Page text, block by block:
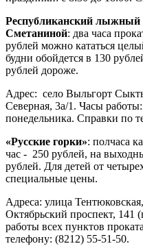
Республиканский лыжный
Сметаниной: два часа
рублей можно кататься
будни обойдется в 130
рублей дороже.
Адрес: село Выльгорт
Северная, 3а/1. Часы
понедельника. Справки по
«Русские горки»: полчаса
час - 250 рублей, на
рублей. Для детей от
специальные цены.
Адреса: улица
Октябрьский проспект,
работы всех пунктов
телефону: (8212) 55-51-50.